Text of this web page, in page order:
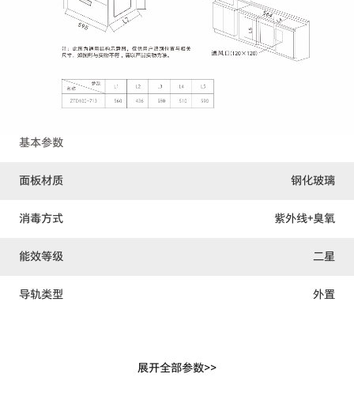
基本参数
面板材质 钢化玻璃
消毒方式 紫外线+臭氧
能效等级 二星
导轨类型 外置
开孔尺寸（mm）宽×深×高展开全部参数>>